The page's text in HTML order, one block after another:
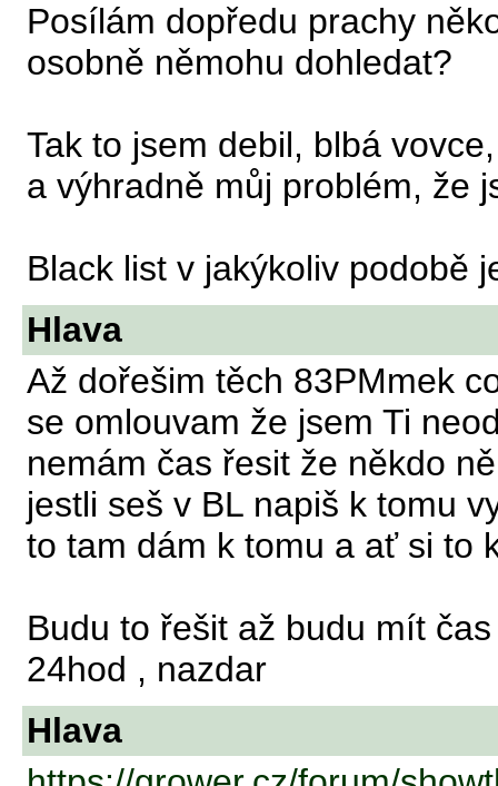
Posílám dopředu prachy
osobně němohu dohledat?
Tak to jsem debil, blbá
a výhradně můj problém, že
Black list v jakýkoliv podobě
Hlava
Až dořešim těch 83PMmek
se omlouvam že jsem Ti
nemám čas řesit že někdo
jestli seš v BL napiš k tomu
to tam dám k tomu a ať si to
Budu to řešit až budu mít
24hod , nazdar
Hlava